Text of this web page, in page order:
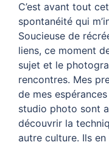
C’est avant tout
spontanéité qui
Soucieuse de
liens, ce moment
sujet et le
rencontres. Mes
de mes
studio photo sont
découvrir la
autre culture. Ils